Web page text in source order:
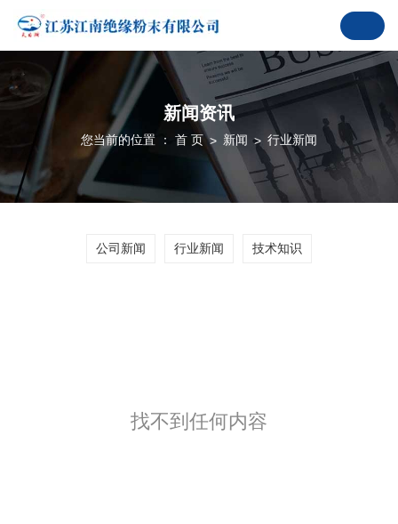
新闻资讯
您当前的位置 ： 首 页> 新闻 > 行业新闻
公司新闻 行业新闻 技术知识
找不到任何内容